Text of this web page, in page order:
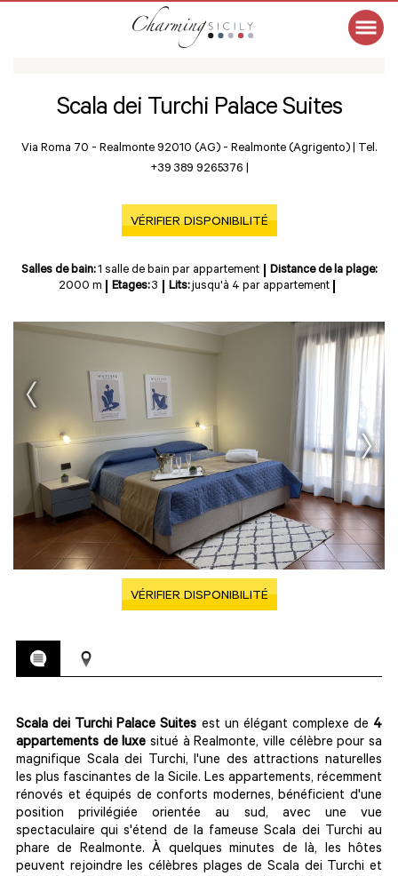
Scala dei Turchi Palace Suites
Via Roma 70 - Realmonte 92010 (AG) - Realmonte (Agrigento) | Tel.
+39 389 9265376 |
VÉRIFIER DISPONIBILITÉ
Salles de bain:1 salle de bain par appartement
Distance de la plage:
2000 m
Etages:3 Lits:jusqu'à 4 par appartement
VÉRIFIER DISPONIBILITÉ
Scala dei Turchi Palace Suites est un élégant complexe de 4
appartements de luxe situé à Realmonte, ville célèbre pour sa
magnifique Scala dei Turchi, l'une des attractions naturelles
les plus fascinantes de la Sicile. Les appartements, récemment
rénovés et équipés de conforts modernes, bénéficient d'une
position privilégiée orientée au sud, avec une vue
spectaculaire qui s'étend de la fameuse Scala dei Turchi au
phare de Realmonte. À quelques minutes de là, les hôtes
peuvent rejoindre les célèbres plages de Scala dei Turchi et